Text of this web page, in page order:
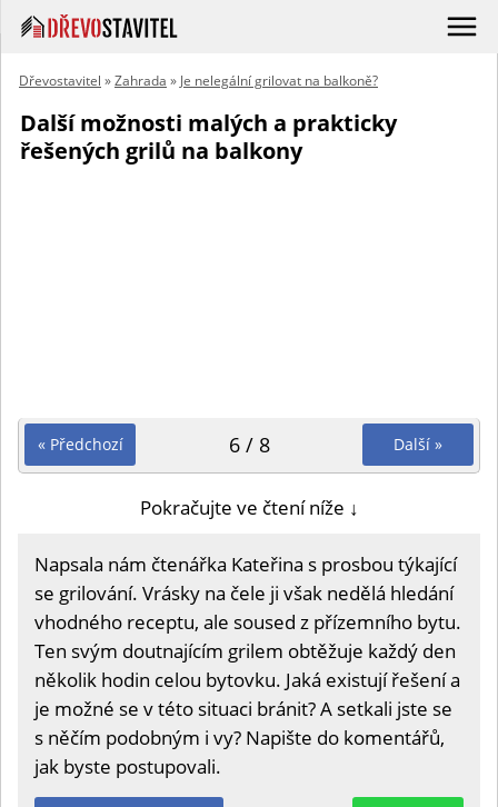
Dřevostavitel »Zahrada » Je nelegální grilovat na balkoně?
Další možnosti malých a prakticky
řešených grilů na balkony
« Předchozí Další »
6 / 8
Pokračujte ve čtení níže ↓
Napsala nám čtenářka Kateřina s prosbou týkající
se grilování. Vrásky na čele ji však nedělá hledání
vhodného receptu, ale soused z přízemního bytu.
Ten svým doutnajícím grilem obtěžuje každý den
několik hodin celou bytovku. Jaká existují řešení a
je možné se v této situaci bránit? A setkali jste se
s něčím podobným i vy? Napište do komentářů,
jak byste postupovali.